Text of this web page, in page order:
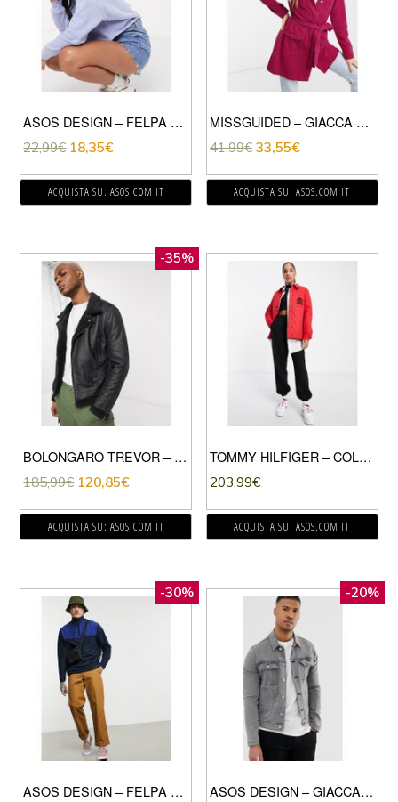
ASOS DESIGN – FELPA CORTA SQUADRATA BLU CON CAPPUCCIO E PROFONDO SCOLLO A V
22,99€ 18,35€
ACQUISTA SU: ASOS.COM IT
MISSGUIDED – GIACCA DI JEANS COLOR MORA CON CINTURA-ROSA
41,99€ 33,55€
ACQUISTA SU: ASOS.COM IT
-35%
BOLONGARO TREVOR – GIACCA IN PELLE CON MONTONE-NERO
185,99€ 120,85€
ACQUISTA SU: ASOS.COM IT
TOMMY HILFIGER – COLLECTIONS – GIACCA TRAPUNTATA ROSSA CON STEMMA-ROSSO
203,99€
ACQUISTA SU: ASOS.COM IT
-30%
ASOS DESIGN – FELPA COMODA IN PILE CON ZIP CORTA E PANNELLI IN NYLON, COLORE BLU-BIANCO
-20%
ASOS DESIGN – GIACCA DI JEANS SKINNY STILE WESTERN GRIGIA-GRIGIO